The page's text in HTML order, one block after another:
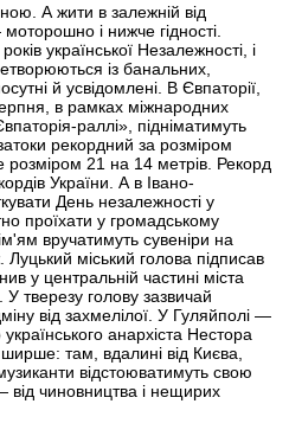
А жити в залежній від
і нижче гідності.
української Незалежності, і
із банальних,
й усвідомлені. В Євпаторії,
в рамках міжнародних
раллі», підніматимуть
рекордний за розміром
21 на 14 метрів. Рекорд
України. А в Івано-
День незалежності у
проїхати у громадському
вручатимуть сувеніри на
Луцький міський голова підписав
у центральній частині міста
тверезу голову зазвичай
від захмелілої. У Гуляйполі —
анархіста Нестора
там, вдалині від Києва,
відстоюватимуть свою
від чиновництва і нещирих